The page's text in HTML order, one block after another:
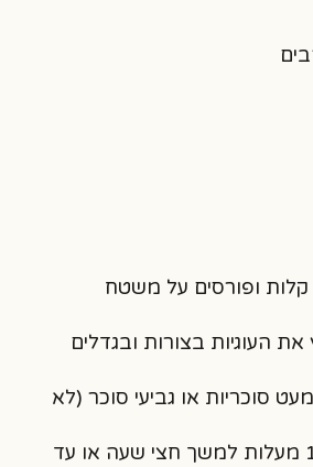
ופורסים על משטח
את העוגיות בצורות ובגדלים
סוכריות או גביעי סוכר (לא
אופים בחום של 180 מעלות למשך חצי שעה או עד